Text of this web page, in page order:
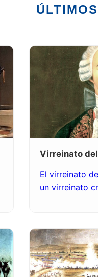
Virreinato
El virreinato
un virreinato